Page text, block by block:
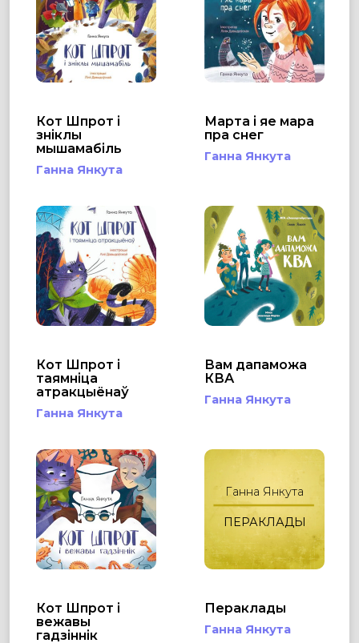
Кот Шпрот і
зніклы
мышамабіль
Ганна Янкута
Марта і яе мара
пра снег
Ганна Янкута
Кот Шпрот і
таямніца
атракцыёнаў
Ганна Янкута
Вам дапаможа
КВА
Ганна Янкута
Кот Шпрот і
вежавы
гадзіннік
Ганна Янкута
ПЕРАКЛАДЫ
Пераклады
Ганна Янкута